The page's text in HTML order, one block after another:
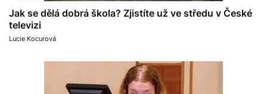
Jak se dělá dobrá škola? Zjistíte už ve středu v České
televizi
Lucie Kocurová